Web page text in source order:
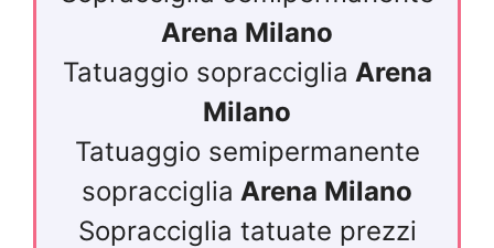
Arena Milano
Tatuaggio sopracciglia Arena
Milano
Tatuaggio semipermanente
sopracciglia Arena Milano
Sopracciglia tatuate prezzi